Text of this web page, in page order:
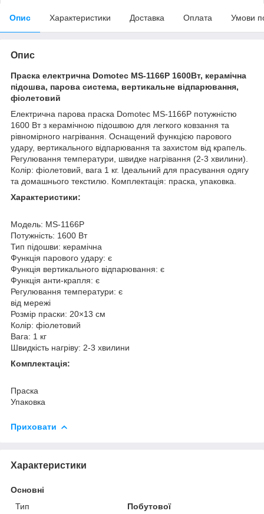
Опис Характеристики Доставка Оплата Умови
Опис
Праска електрична Domotec MS-1166P 1600Вт, керамічна
підошва, парова система, вертикальне відпарювання,
фіолетовий
Електрична парова праска Domotec MS-1166P потужністю
1600 Вт з керамічною підошвою для легкого ковзання та
рівномірного нагрівання. Оснащений функцією парового
удару, вертикального відпарювання та захистом від крапель.
Регулювання температури, швидке нагрівання (2-3 хвилини).
Колір: фіолетовий, вага 1 кг. Ідеальний для прасування одягу
та домашнього текстилю. Комплектація: праска, упаковка.
Характеристики:
Модель: MS-1166P
Потужність: 1600 Вт
Тип підошви: керамічна
Функція парового удару: є
Функція вертикального відпарювання: є
Функція анти-крапля: є
Регулювання температури: є
від мережі
Розмір праски: 20×13 см
Колір: фіолетовий
Вага: 1 кг
Швидкість нагріву: 2-3 хвилини
Комплектація:
Праска
Упаковка
Приховати
Характеристики
Основні
Тип
Побутової